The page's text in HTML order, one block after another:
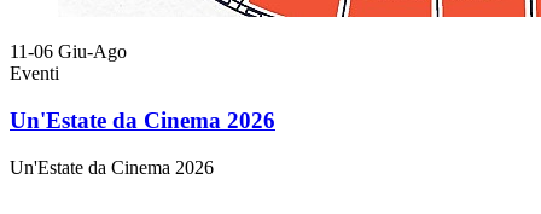
11-06 Giu-Ago
Eventi
Un'Estate da Cinema 2026
Un'Estate da Cinema 2026